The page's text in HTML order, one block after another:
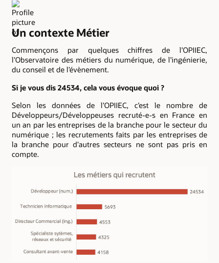
Un contexte Métier
Commençons par quelques chiffres de l’OPIIEC,
l’Observatoire des métiers du numérique, de l’ingénierie,
du conseil et de l’évènement.
Si je vous dis 24534, cela vous évoque quoi ?
Selon les données de l’OPIIEC, c’est le nombre de
Développeurs/Développeuses recruté-e-s en France en
un an par les entreprises de la branche pour le secteur du
numérique ; les recrutements faits par les entreprises de
la branche pour d’autres secteurs ne sont pas pris en
compte.